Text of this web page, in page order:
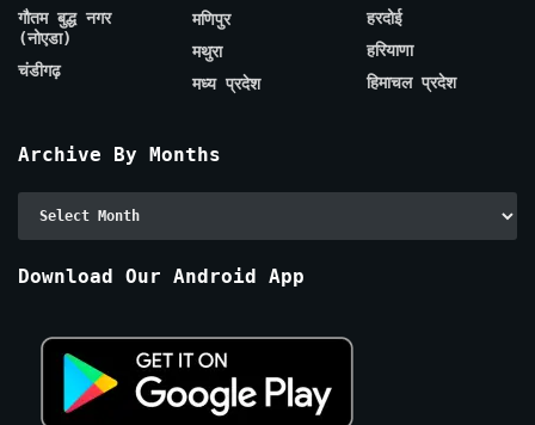
गौतम बुद्ध नगर
(नोएडा)
चंडीगढ़
मणिपुर
मथुरा
मध्य प्रदेश
हरदोई
हरियाणा
हिमाचल प्रदेश
Archive By Months
Download Our Android App